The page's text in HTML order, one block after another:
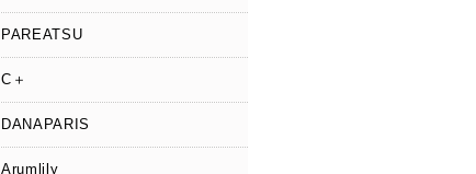
PAREATSU
C＋
DANAPARIS
Arumlily